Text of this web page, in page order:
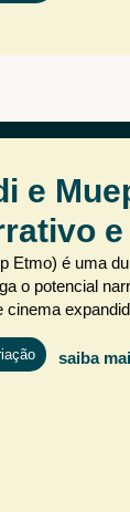
e
Etmo) é uma
o potencial
saiba